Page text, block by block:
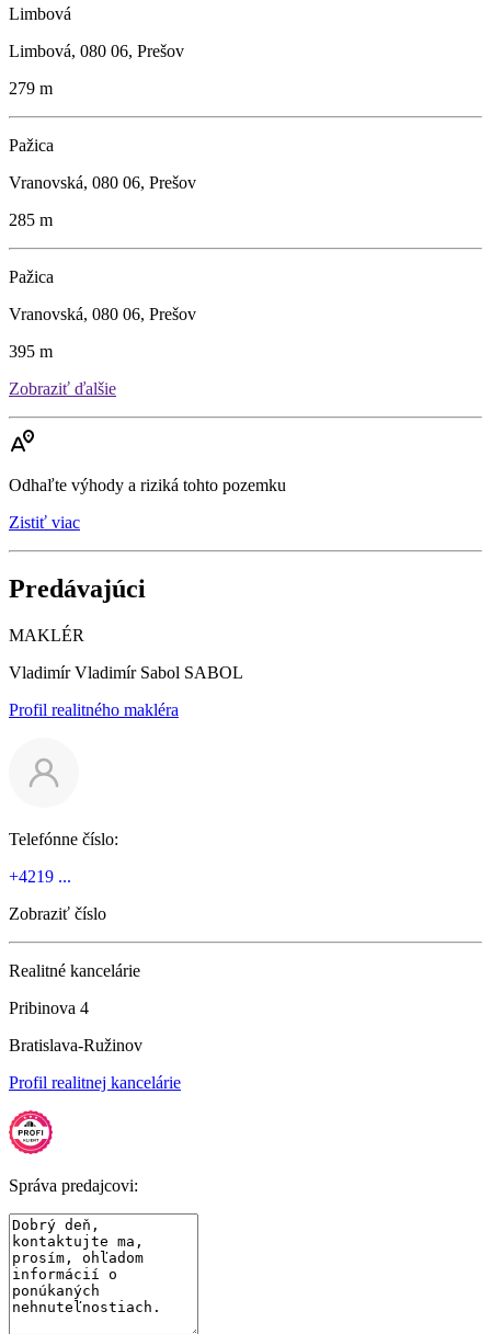
Limbová
Limbová, 080 06, Prešov
279 m
Pažica
Vranovská, 080 06, Prešov
285 m
Pažica
Vranovská, 080 06, Prešov
395 m
Zobraziť ďalšie
Odhaľte výhody a riziká tohto pozemku
Zistiť viac
Predávajúci
MAKLÉR
Vladimír Vladimír Sabol SABOL
Profil realitného makléra
Telefónne číslo:
+4219 ...
Zobraziť číslo
Realitné kancelárie
Pribinova 4
Bratislava-Ružinov
Profil realitnej kancelárie
Správa predajcovi: